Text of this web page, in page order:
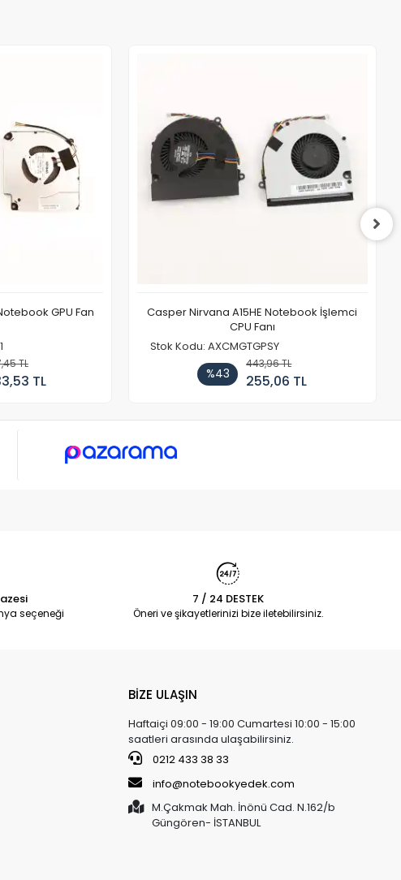
GPU Fan
TL
TL
Casper Nirvana A15HE Notebook İşlemci
CPU Fanı
Stok Kodu: AXCMGTGPSY
%43
443,96 TL
255,06 TL
seçeneği
7 / 24 DESTEK
Öneri ve şikayetlerinizi bize iletebilirsiniz.
BİZE ULAŞIN
Haftaiçi 09:00 - 19:00 Cumartesi 10:00 - 15:00
saatleri arasında ulaşabilirsiniz.
0212 433 38 33
info@notebookyedek.com
M.Çakmak Mah. İnönü Cad. N.162/b
Güngören- İSTANBUL